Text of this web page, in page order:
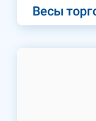
Весы